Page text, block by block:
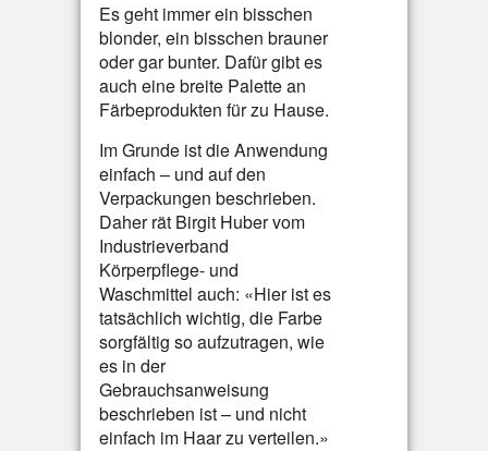
Es geht immer ein bisschen
blonder, ein bisschen brauner
oder gar bunter. Dafür gibt es
auch eine breite Palette an
Färbeprodukten für zu Hause.
Im Grunde ist die Anwendung
einfach – und auf den
Verpackungen beschrieben.
Daher rät Birgit Huber vom
Industrieverband
Körperpflege- und
Waschmittel auch: «Hier ist es
tatsächlich wichtig, die Farbe
sorgfältig so aufzutragen, wie
es in der
Gebrauchsanweisung
beschrieben ist – und nicht
einfach im Haar zu verteilen.»